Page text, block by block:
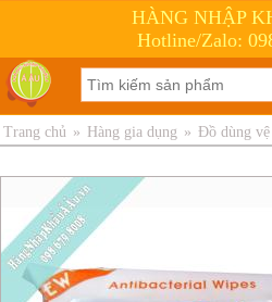
HÀNG NHẬP
Hotline/Zalo:
Trang chủ » Hàng gia dụng » Đồ dùng vệ